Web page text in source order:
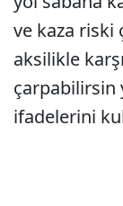
ve kaza riski
aksilikle
çarpabilirsin
ifadelerini